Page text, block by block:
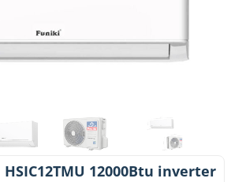
12000Btu inverter